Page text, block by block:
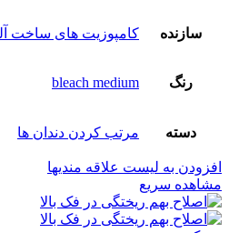
سازنده کامپوزیت های ساخت
رنگ bleach medium
دسته مرتب کردن دندان ها
افزودن به لیست علاقه مندیها
مشاهده سریع